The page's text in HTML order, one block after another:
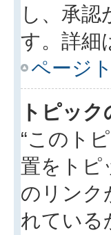
し、承
す。詳細
ページ
トピッ
“このト
置をトピ
のリンク
れている